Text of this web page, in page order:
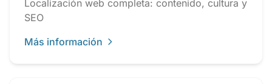
Localización web completa: contenido, cultura y
SEO
Más información